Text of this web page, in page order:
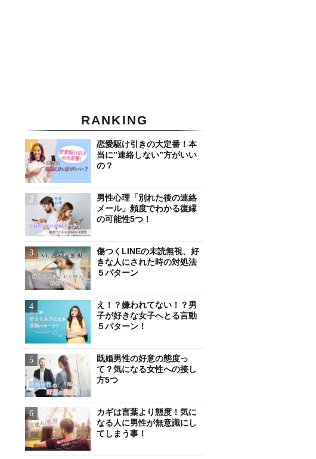
RANKING
恋愛駆け引きの大定番！本
当に”連絡しない”方がいい
の？
男性心理「別れた後の連絡
メール」頻度でわかる復縁
の可能性5つ！
傷つくLINEの未読無視、好
きな人にされた時の対処法
５パターン
え！？嫌われてない！？男
子が好きな女子へとる言動
５パターン！
既婚男性の好意の態度っ
て？気になる女性への接し
方5つ
カギは言葉より態度！気に
なる人に男性が無意識にし
てしまう事！